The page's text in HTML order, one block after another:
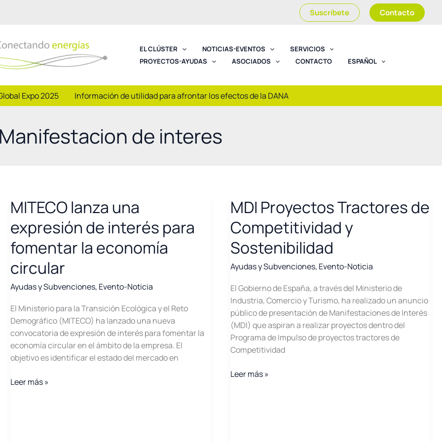
Suscríbete Contacto
EL CLÚSTER NOTICIAS-EVENTOS
SERVICIOS
PROYECTOS-AYUDAS
ASOCIADOS CONTACTO ESPAÑOL
Expo 2025 Información de utilidad para afrontar los efectos de la DANA
Manifestacion de interes
MITECO lanza una
expresión de interés para
fomentar la economía
circular
Ayudas y Subvenciones, Evento-Noticia
El Ministerio para la Transición Ecológica y el Reto
Demográfico (MITECO) ha lanzado una nueva
convocatoria de expresión de interés para fomentar la
economía circular en el ámbito de la empresa. El
objetivo es identificar el estado del mercado en
MITECO
Leer más »
MDI Proyectos Tractores de
Competitividad y
Sostenibilidad
Ayudas y Subvenciones, Evento-Noticia
El Gobierno de España, a través del Ministerio de
Industria, Comercio y Turismo, ha realizado un anuncio
público de presentación de Manifestaciones de Interés
(MDI) que aspiran a realizar proyectos dentro del
Programa de Impulso de proyectos tractores de
Competitividad
MDI
Leer más »